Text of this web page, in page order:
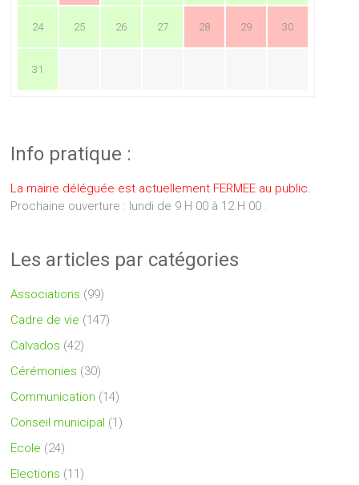
24 25 26 27 28 29 30
31
Info pratique :
La mairie déléguée est actuellement FERMEE au public.
Prochaine ouverture : lundi de 9 H 00 à 12 H 00 .
Les articles par catégories
Associations (99)
Cadre de vie (147)
Calvados (42)
Cérémonies (30)
Communication (14)
Conseil municipal (1)
Ecole (24)
Elections (11)